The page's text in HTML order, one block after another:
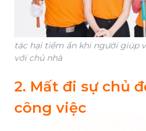
tác hại tiềm ẩn khi người giúp
với chủ nhà
2. Mất đi sự chủ
công việc